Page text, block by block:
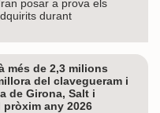
posar a prova els
durant
més de 2,3 milions
del clavegueram i
de Girona, Salt i
pròxim any 2026